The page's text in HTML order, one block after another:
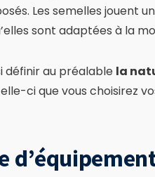
Les semelles jouent
sont adaptées à la
définir au préalable la
ci que vous choisirez